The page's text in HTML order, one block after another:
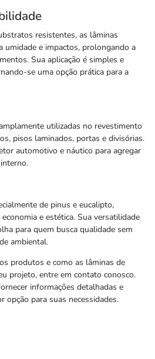
resistentes, as lâminas
umidade e impactos, prolongando a
Sua aplicação é simples e
se uma opção prática para a
utilizadas no revestimento
pisos laminados, portas e divisórias.
automotivo e náutico para agregar
de pinus e eucalipto,
e estética. Sua versatilidade
para quem busca qualidade sem
ambiental.
produtos e como as lâminas de
projeto, entre em contato conosco.
informações detalhadas e
opção para suas necessidades.